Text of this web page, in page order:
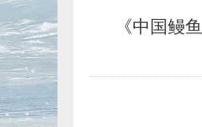
《中国鳗